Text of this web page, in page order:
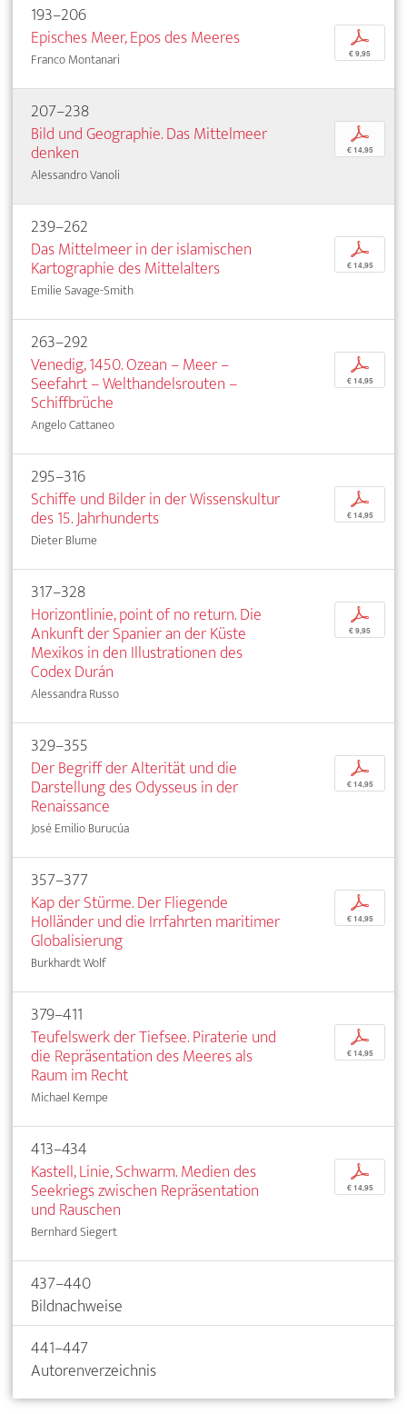
193–206
Episches Meer, Epos des Meeres
Franco Montanari
p
€ 9,95
207–238
Bild und Geographie. Das Mittelmeer
denken
Alessandro Vanoli
p
€ 14,95
239–262
Das Mittelmeer in der islamischen
Kartographie des Mittelalters
Emilie Savage-Smith
p
€ 14,95
263–292
Venedig, 1450. Ozean – Meer –
Seefahrt – Welthandelsrouten –
Schiffbrüche
Angelo Cattaneo
p
€ 14,95
295–316
Schiffe und Bilder in der Wissenskultur
des 15. Jahrhunderts
Dieter Blume
p
€ 14,95
317–328
Horizontlinie, point of no return. Die
Ankunft der Spanier an der Küste
Mexikos in den Illustrationen des
Codex Durán
Alessandra Russo
p
€ 9,95
329–355
Der Begriff der Alterität und die
Darstellung des Odysseus in der
Renaissance
José Emilio Burucúa
p
€ 14,95
357–377
Kap der Stürme. Der Fliegende
Holländer und die Irrfahrten maritimer
Globalisierung
Burkhardt Wolf
p
€ 14,95
379–411
Teufelswerk der Tiefsee. Piraterie und
die Repräsentation des Meeres als
Raum im Recht
Michael Kempe
p
€ 14,95
413–434
Kastell, Linie, Schwarm. Medien des
Seekriegs zwischen Repräsentation
und Rauschen
Bernhard Siegert
p
€ 14,95
437–440
Bildnachweise
441–447
Autorenverzeichnis